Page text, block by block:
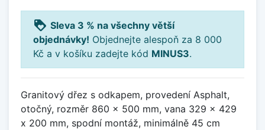
loyalty Sleva 3 % na všechny větší
objednávky! Objednejte alespoň za 8 000
Kč a v košíku zadejte kód MINUS3.
Granitový dřez s odkapem, provedení Asphalt,
otočný, rozměr 860 x 500 mm, vana 329 x 429
x 200 mm, spodní montáž, minimálně 45 cm